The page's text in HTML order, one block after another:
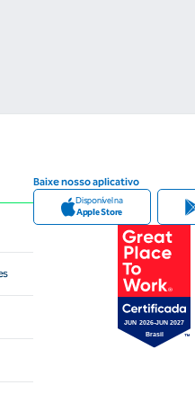
Baixe nosso aplicativo
Disponível na
Apple Store